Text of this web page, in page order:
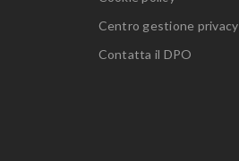
Centro gestione privacy
Contatta il DPO